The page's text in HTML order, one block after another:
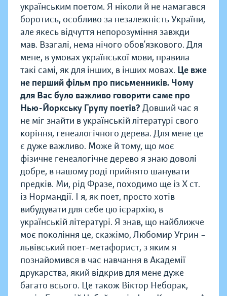
українським поетом. Я ніколи й не намагався
боротись, особливо за незалежність України,
але якесь відчуття непорозуміння завжди
мав. Взагалі, нема нічого обов’язкового. Для
мене, в умовах української мови, правила
такі самі, як для інших, в інших мовах. Це вже
не перший фільм про письменників. Чому
для Вас було важливо говорити саме про
Нью-Йоркську Групу поетів? Довший час я
не міг знайти в українській літературі свого
коріння, генеалогічного дерева. Для мене це
є дуже важливо. Може й тому, що моє
фізичне генеалогічне дерево я знаю доволі
добре, в нашому роді прийнято шанувати
предків. Ми, рід Фразе, походимо ще із Х ст.
із Нормандії. І я, як поет, просто хотів
вибудувати для себе цю ієрархію, в
українській літературі. Я знав, що найближче
моє покоління це, скажімо, Любомир Угрин –
львівський поет-метафорист, з яким я
познайомився в час навчання в Академії
друкарства, який відкрив для мене дуже
багато всього. Це також Віктор Неборак,